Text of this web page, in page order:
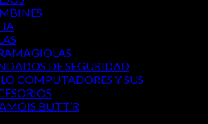
DE SEGURIDAD
COMPUTADORES Y SUS
BUTT’R